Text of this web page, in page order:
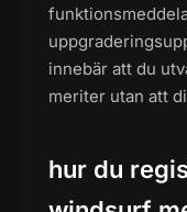
innebär att du
meriter utan att
hur du